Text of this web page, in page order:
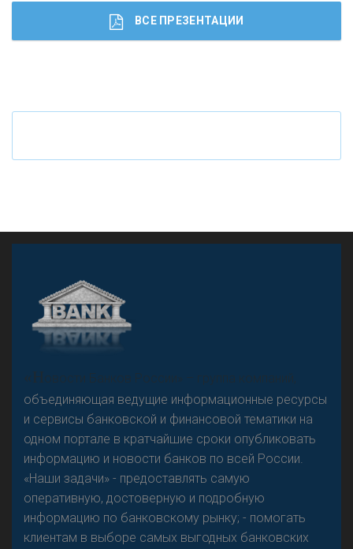
Резкого разворота на рынке автокредитов не
предвидится - «Интервью»
Что будет с наличными деньгами при цифровом
ВСЕ ПРЕЗЕНТАЦИИ
«Н
овости Банков России» – группа компаний,
объединяющая ведущие информационные ресурсы
и сервисы банковской и финансовой тематики на
одном портале в кратчайшие сроки опубликовать
информацию и новости банков по всей России.
«Наши задачи» - предоставлять самую
оперативную, достоверную и подробную
информацию по банковскому рынку; - помогать
клиентам в выборе самых выгодных банковских